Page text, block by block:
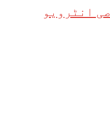
انٹرویو